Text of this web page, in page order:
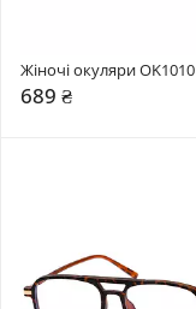
Жіночі окуляри OK1010
689 ₴